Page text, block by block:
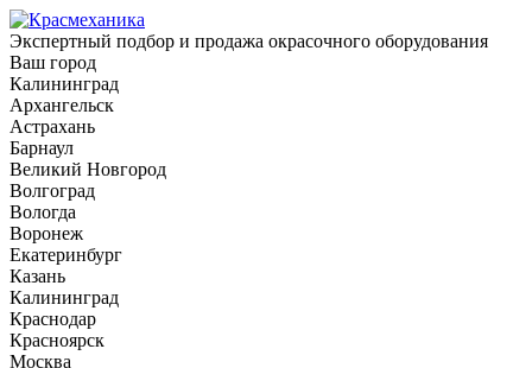
Экспертный подбор и продажа окрасочного оборудования
Ваш город
Калининград
Архангельск
Астрахань
Барнаул
Великий Новгород
Волгоград
Вологда
Воронеж
Екатеринбург
Казань
Калининград
Краснодар
Красноярск
Москва